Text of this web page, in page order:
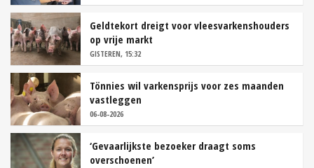
Geldtekort dreigt voor vleesvarkenshouders
op vrije markt
GISTEREN, 15:32
Tönnies wil varkensprijs voor zes maanden
vastleggen
06-08-2026
‘Gevaarlijkste bezoeker draagt soms
overschoenen’